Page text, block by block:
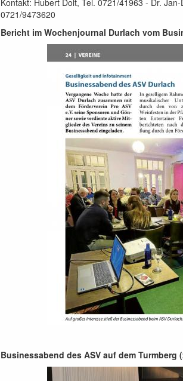
0721/9473620
Bericht im Wochenjournal Durlach vom
Businessabend des ASV auf dem Turmberg